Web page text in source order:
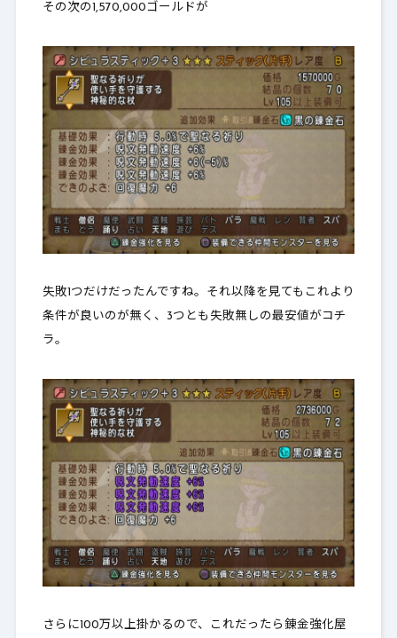
その次の1,570,000ゴールドが
失敗1つだけだったんですね。それ以降を見てもこれより
条件が良いのが無く、3つとも失敗無しの最安値がコチ
ラ。
さらに100万以上掛かるので、これだったら 錬金強化屋